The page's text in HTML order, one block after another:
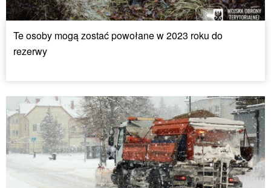
Te osoby mogą zostać powołane w 2023 roku do
rezerwy